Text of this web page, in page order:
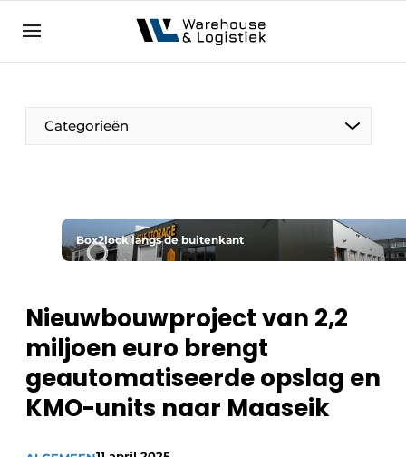
NL EN
Categorieën
Box2lock langs de buitenkant
Nieuwbouwproject van 2,2
miljoen euro brengt
geautomatiseerde opslag en
KMO-units naar Maaseik